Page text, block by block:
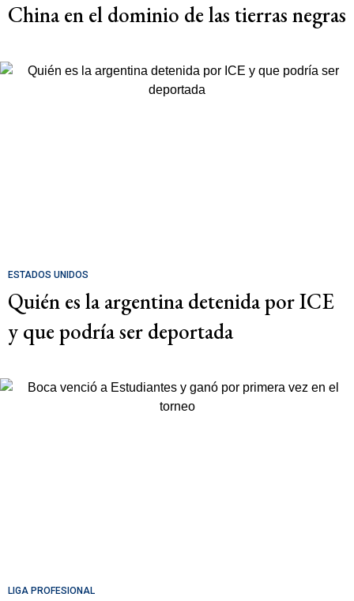
China en el dominio de las tierras negras
ESTADOS UNIDOS
Quién es la argentina detenida por ICE
y que podría ser deportada
LIGA PROFESIONAL